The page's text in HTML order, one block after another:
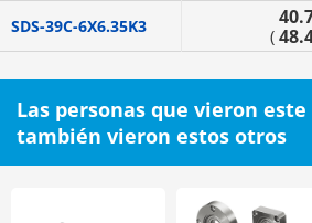
SDS-39C-6X6.35K3 (
Las personas que vieron
también vieron estos otros